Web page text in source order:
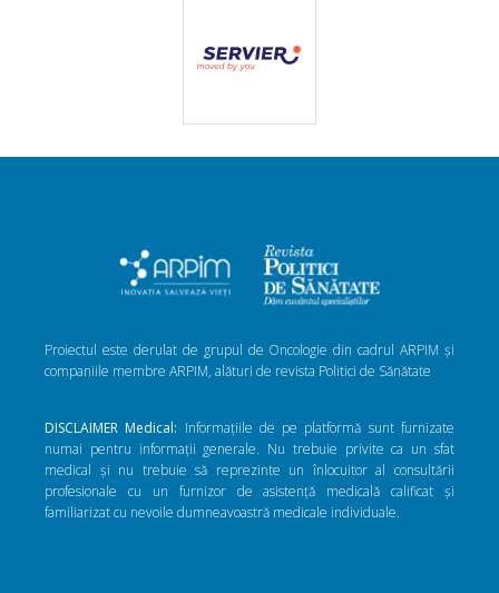
Proiectul este derulat de grupul de Oncologie din cadrul ARPIM și
companiile membre ARPIM, alături de revista Politici de Sănătate
DISCLAIMER Medical: Informațiile de pe platformă sunt furnizate
numai pentru informații generale. Nu trebuie privite ca un sfat
medical și nu trebuie să reprezinte un înlocuitor al consultării
profesionale cu un furnizor de asistență medicală calificat și
familiarizat cu nevoile dumneavoastră medicale individuale.